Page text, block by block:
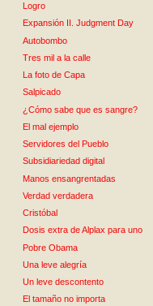
Logro
Expansión II. Judgment Day
Autobombo
Tres mil a la calle
La foto de Capa
Salpicado
¿Cómo sabe que es sangre?
El mal ejemplo
Servidores del Pueblo
Subsidiariedad digital
Manos ensangrentadas
Verdad verdadera
Cristóbal
Dosis extra de Alplax para uno
Pobre Obama
Una leve alegría
Un leve descontento
El tamaño no importa